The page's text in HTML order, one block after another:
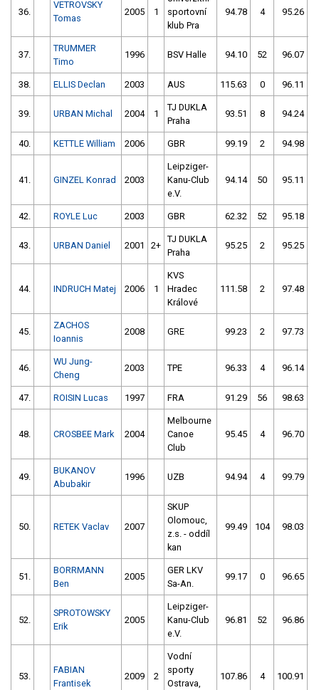
36.
VETROVSKY
Tomas
2005 1
sportovní
klub Pra
94.78 4 95.26
37.
TRUMMER
Timo
1996 BSV Halle 94.10 52 96.07
38. ELLIS Declan 2003 AUS 115.63 0 96.11
39. URBAN Michal 2004 1
TJ DUKLA
Praha
93.51 8 94.24
40. KETTLE William 2006 GBR 99.19 2 94.98
41. GINZEL Konrad 2003
Leipziger-
Kanu-Club
e.V.
94.14 50 95.11
42. ROYLE Luc 2003 GBR 62.32 52 95.18
43. URBAN Daniel 2001 2+
TJ DUKLA
Praha
95.25 2 95.25
44. INDRUCH Matej 2006 1
KVS
Hradec
Králové
111.58 2 97.48
45.
ZACHOS
Ioannis
2008 GRE 99.23 2 97.73
46.
WU Jung-
Cheng
2003 TPE 96.33 4 96.14
47. ROISIN Lucas 1997 FRA 91.29 56 98.63
48. CROSBEE Mark 2004
Melbourne
Canoe
Club
95.45 4 96.70
49.
BUKANOV
Abubakir
1996 UZB 94.94 4 99.79
50. RETEK Vaclav 2007
SKUP
Olomouc,
z.s. - oddíl
kan
99.49 104 98.03
51.
BORRMANN
Ben
2005
GER LKV
Sa-An.
99.17 0 96.65
52.
SPROTOWSKY
Erik
2005
Leipziger-
Kanu-Club
e.V.
96.81 52 96.86
53.
FABIAN
Frantisek
2009 2
Vodní
sporty
Ostrava,
107.86 4 100.91